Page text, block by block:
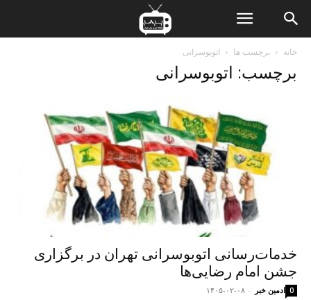
خانه برچسب ها اتوبوسرانی
برچسب: اتوبوسرانی
خدمات‌رسانی اتوبوسرانی تهران در برگزاری
جشن امام‌ رضایی‌ها
ادمین خبر - ۱۴۰۵-۰۲-۰۸ 0